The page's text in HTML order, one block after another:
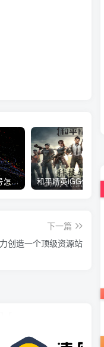
从苹果手机各型号怎么越狱到怎么开科技完整教程
下一篇
创造一个顶级资源站